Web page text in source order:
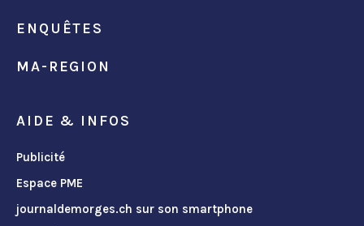
ENQUÊTES
MA-REGION
AIDE & INFOS
Publicité
Espace PME
journaldemorges.ch sur son smartphone